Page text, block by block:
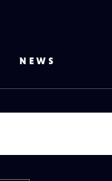
NEWS